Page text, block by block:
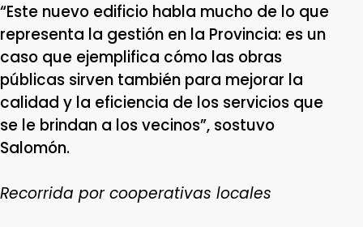
“Este nuevo edificio habla mucho de lo que
representa la gestión en la Provincia: es un
caso que ejemplifica cómo las obras
públicas sirven también para mejorar la
calidad y la eficiencia de los servicios que
se le brindan a los vecinos”, sostuvo
Salomón.
Recorrida por cooperativas locales